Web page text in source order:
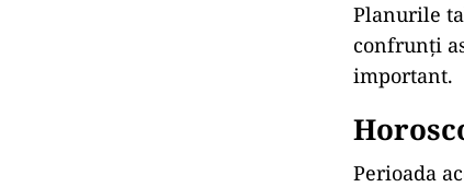
Planurile
confrunți
important.
Perioada